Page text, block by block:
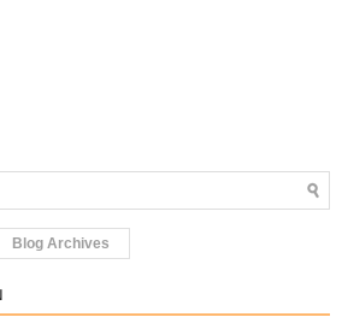
Blog Archives